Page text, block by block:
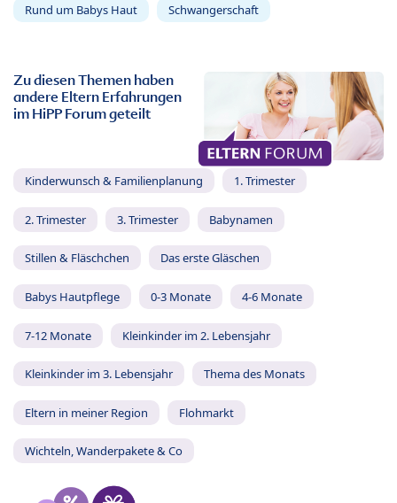
Rund um Babys Haut Schwangerschaft
Zu diesen Themen haben
andere Eltern Erfahrungen
im HiPP Forum geteilt
Kinderwunsch & Familienplanung 1. Trimester
2. Trimester 3. Trimester Babynamen
Stillen & Fläschchen Das erste Gläschen
Babys Hautpflege 0-3 Monate 4-6 Monate
7-12 Monate Kleinkinder im 2. Lebensjahr
Kleinkinder im 3. Lebensjahr Thema des Monats
Eltern in meiner Region Flohmarkt
Wichteln, Wanderpakete & Co